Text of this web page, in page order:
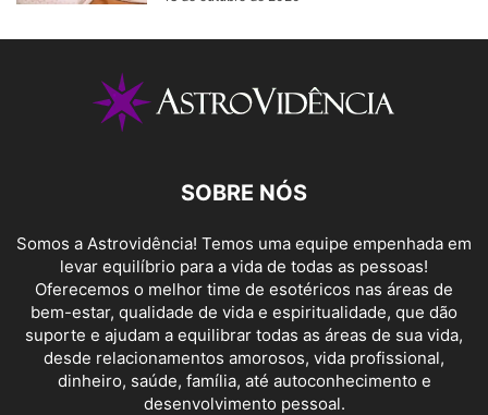
SOBRE NÓS
Somos a Astrovidência! Temos uma equipe empenhada em
levar equilíbrio para a vida de todas as pessoas!
Oferecemos o melhor time de esotéricos nas áreas de
bem-estar, qualidade de vida e espiritualidade, que dão
suporte e ajudam a equilibrar todas as áreas de sua vida,
desde relacionamentos amorosos, vida profissional,
dinheiro, saúde, família, até autoconhecimento e
desenvolvimento pessoal.